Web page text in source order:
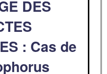
DES
: Cas de